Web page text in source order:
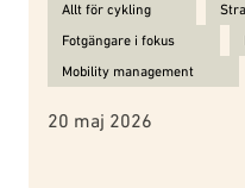
Allt för cykling
Fotgängare i fokus
Mobility management
20 maj 2026